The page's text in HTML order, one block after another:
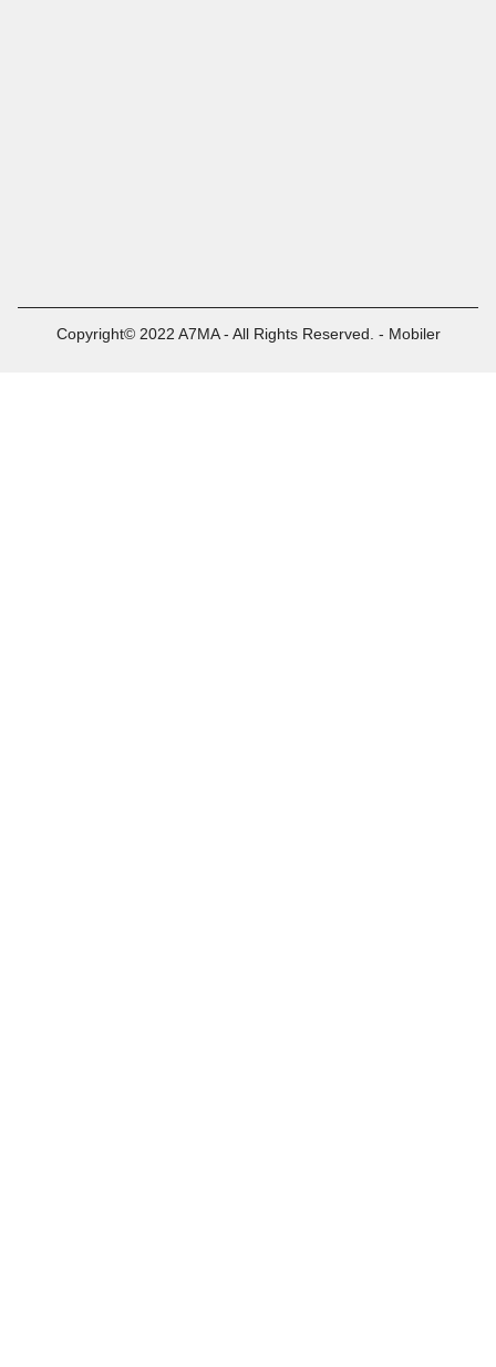
Copyright© 2022 A7MA - All Rights Reserved. - Mobiler